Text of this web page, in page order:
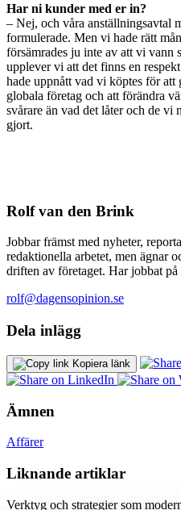
Har ni kunder med er in?
– Nej, och våra anställningsavtal
formulerade. Men vi hade rätt
försämrades ju inte av att vi vann
upplever vi att det finns en
hade uppnått vad vi köptes för
globala företag och att förändra
svårare än vad det låter och de
gjort.
Rolf van den Brink
Jobbar främst med nyheter,
redaktionella arbetet, men ägnar
driften av företaget. Har jobbat
rolf@dagensopinion.se
Dela inlägg
Kopiera länk
Ämnen
Affärer
Liknande artiklar
Verktyg och strategier som